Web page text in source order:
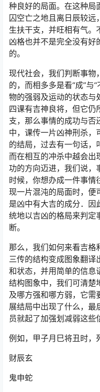
种良好的局面。在这种局
囚空亡之地且离日辰较
生扶干支，并旺相有气。
凶格也并不是完全没有好
的。
现代社会，我们判断事物
的，而相多多是看“成”与“
物的强弱及运动的状态与
四课有吉神良将，但它仍
支，那么事情的成功与否
中，课传一片凶神刑杀，
的结局，过去有一句话，
而在相互的冲杀中越会出
功的方向迈进，我们说，
时候，你想办成一件事情
现一片混沌的局面时，便
是凶中有大吉的成分．因
统地以吉凶的格局来判定
断。
那么，我们如何来看吉格
三传的结构变成图象翻译
和状态，并用简单的信息
结构图象中，我们可清楚
及哪方强和哪方弱，它需
展结局中出现了什么，最
员就起了加强划减弱这些
例如，甲子月巳将丑时，
财辰玄
鬼申蛇